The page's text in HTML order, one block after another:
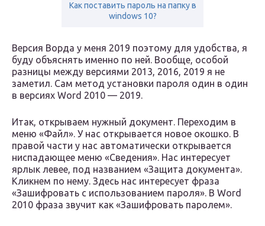
Как поставить пароль на папку в
windows 10?
Версия Ворда у меня 2019 поэтому для удобства, я
буду объяснять именно по ней. Вообще, особой
разницы между версиями 2013, 2016, 2019 я не
заметил. Сам метод установки пароля один в один
в версиях Word 2010 — 2019.
Итак, открываем нужный документ. Переходим в
меню «Файл». У нас открывается новое окошко. В
правой части у нас автоматически открывается
ниспадающее меню «Сведения». Нас интересует
ярлык левее, под названием «Защита документа».
Кликнем по нему. Здесь нас интересует фраза
«Зашифровать с использованием пароля». В Word
2010 фраза звучит как «Зашифровать паролем».